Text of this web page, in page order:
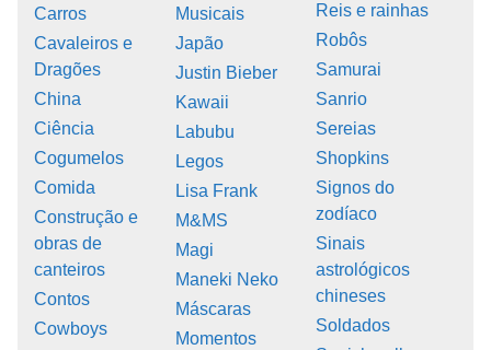
Carros
Cavaleiros e
Dragões
China
Ciência
Cogumelos
Comida
Construção e
obras de
canteiros
Contos
Cowboys
Musicais
Japão
Justin Bieber
Kawaii
Labubu
Legos
Lisa Frank
M&MS
Magi
Maneki Neko
Máscaras
Momentos
Reis e rainhas
Robôs
Samurai
Sanrio
Sereias
Shopkins
Signos do
zodíaco
Sinais
astrológicos
chineses
Soldados